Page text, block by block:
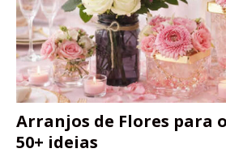
Arranjos de Flores para
50+ ideias